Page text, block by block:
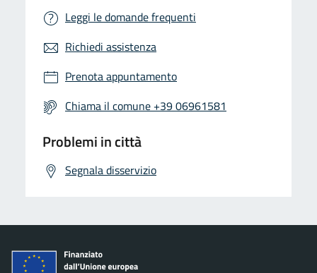
Leggi le domande frequenti
Richiedi assistenza
Prenota appuntamento
Chiama il comune +39 06961581
Problemi in città
Segnala disservizio